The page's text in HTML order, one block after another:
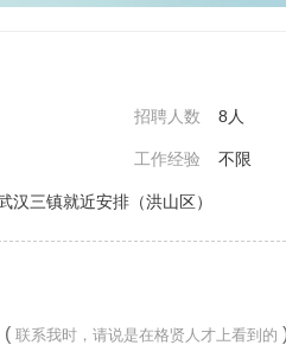
招聘人数 8人
工作经验 不限
汉三镇就近安排（洪山区）
( 联系我时，请说是在格贤人才上看到的